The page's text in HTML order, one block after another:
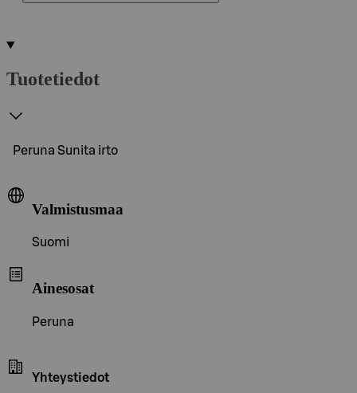
Tuotetiedot
Peruna Sunita irto
Valmistusmaa
Suomi
Ainesosat
Peruna
Yhteystiedot